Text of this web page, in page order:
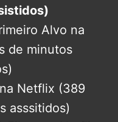
Alvo na
de minutos
Netflix (389
asssitidos)